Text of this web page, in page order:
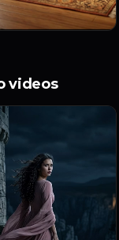
videos